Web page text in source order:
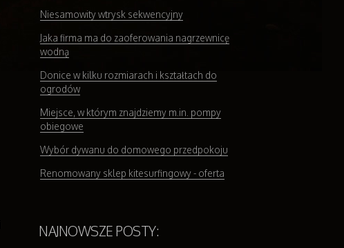
Niesamowity wtrysk sekwencyjny
Jaka firma ma do zaoferowania nagrzewnicę
wodną
Donice w kilku rozmiarach i kształtach do
ogrodów
Miejsce, w którym znajdziemy m.in. pompy
obiegowe
Wybór dywanu do domowego przedpokoju
Renomowany sklep kitesurfingowy - oferta
NAJNOWSZE POSTY: